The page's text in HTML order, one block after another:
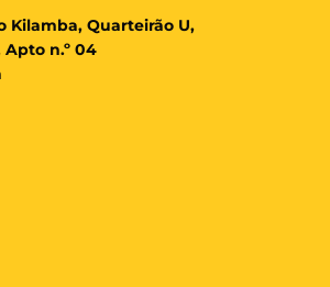
Kilamba, Quarteirão U,
Apto n.º 04